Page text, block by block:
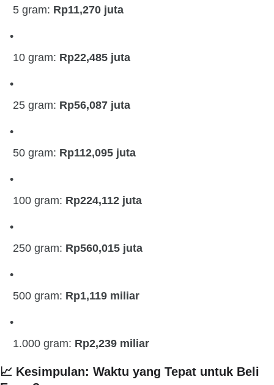
5 gram: Rp11,270 juta
10 gram: Rp22,485 juta
25 gram: Rp56,087 juta
50 gram: Rp112,095 juta
100 gram: Rp224,112 juta
250 gram: Rp560,015 juta
500 gram: Rp1,119 miliar
1.000 gram: Rp2,239 miliar
📈 Kesimpulan: Waktu yang Tepat untuk Beli